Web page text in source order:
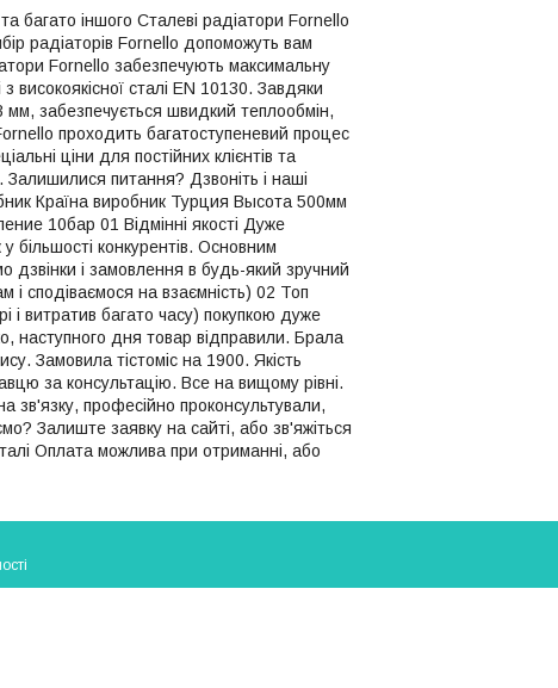
багато іншого Сталеві радіатори Fornello
радіаторів Fornello допоможуть вам
Fornello забезпечують максимальну
високоякісної сталі EN 10130. Завдяки
забезпечується швидкий теплообмін,
проходить багатоступеневий процес
ціни для постійних клієнтів та
Залишилися питання? Дзвоніть і наші
Країна виробник Турция Высота 500мм
10бар 01 Відмінні якості Дуже
більшості конкурентів. Основним
дзвінки і замовлення в будь-який зручний
і сподіваємося на взаємність) 02 Топ
і витратив багато часу) покупкою дуже
наступного дня товар відправили. Брала
Замовила тістоміс на 1900. Якість
за консультацію. Все на вищому рівні.
професійно проконсультували,
Залиште заявку на сайті, або зв'яжіться
Оплата можлива при отриманні, або